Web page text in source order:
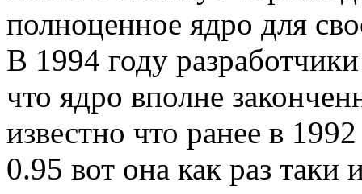
полноценное ядро для
В 1994 году
что ядро вполне
известно что ранее в
0.95 вот она как раз